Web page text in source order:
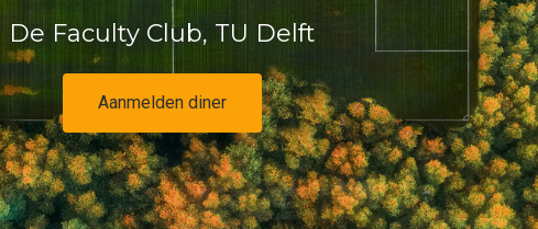
De Faculty Club, TU Delft
Aanmelden diner